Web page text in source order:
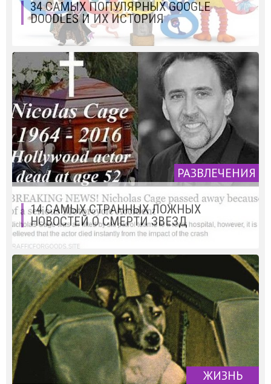
34 САМЫХ ПОПУЛЯРНЫХ GOOGLE
DOODLES И ИХ ИСТОРИЯ
РАЗВЛЕЧЕНИЯ
14 САМЫХ СТРАННЫХ ЛОЖНЫХ
НОВОСТЕЙ О СМЕРТИ ЗВЕЗД
ЖИЗНЬ